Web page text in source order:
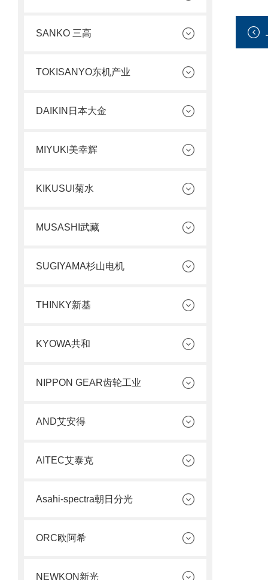
SANKO 三高
TOKISANYO东机产业
DAIKIN日本大金
MIYUKI美幸辉
KIKUSUI菊水
MUSASHI武藏
SUGIYAMA杉山电机
THINKY新基
KYOWA共和
NIPPON GEAR齿轮工业
AND艾安得
AITEC艾泰克
Asahi-spectra朝日分光
ORC欧阿希
NEWKON新光